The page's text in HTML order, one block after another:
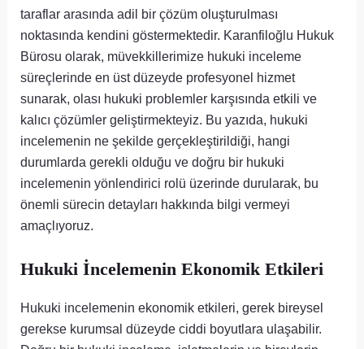
taraflar arasında adil bir çözüm oluşturulması
noktasında kendini göstermektedir. Karanfiloğlu Hukuk
Bürosu olarak, müvekkillerimize hukuki inceleme
süreçlerinde en üst düzeyde profesyonel hizmet
sunarak, olası hukuki problemler karşısında etkili ve
kalıcı çözümler geliştirmekteyiz. Bu yazıda, hukuki
incelemenin ne şekilde gerçekleştirildiği, hangi
durumlarda gerekli olduğu ve doğru bir hukuki
incelemenin yönlendirici rolü üzerinde durularak, bu
önemli sürecin detayları hakkında bilgi vermeyi
amaçlıyoruz.
Hukuki İncelemenin Ekonomik Etkileri
Hukuki incelemenin ekonomik etkileri, gerek bireysel
gerekse kurumsal düzeyde ciddi boyutlara ulaşabilir.